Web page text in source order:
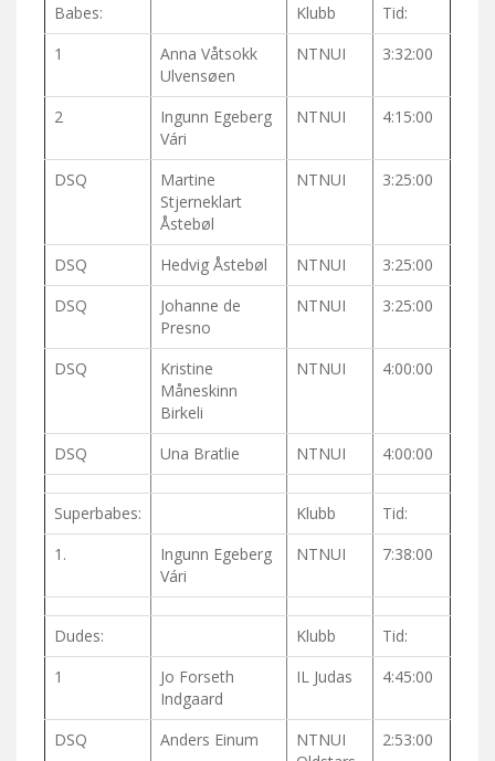
Babes: Klubb
Tid:
1
Anna Våtsokk
Ulvensøen
NTNUI 3:32:00
2
Ingunn Egeberg
Vári
NTNUI 4:15:00
DSQ
Martine
Stjerneklart
Åstebøl
NTNUI 3:25:00
DSQ Hedvig Åstebøl NTNUI
3:25:00
DSQ
Johanne de
Presno
NTNUI 3:25:00
DSQ
Kristine
Måneskinn
Birkeli
NTNUI 4:00:00
DSQ Una Bratlie NTNUI 4:00:00
Superbabes: Klubb
Tid:
1.
Ingunn Egeberg
Vári
NTNUI 7:38:00
Dudes: Klubb
Tid:
1
Jo Forseth
Indgaard
IL Judas 4:45:00
DSQ Anders Einum
NTNUI
2:53:00